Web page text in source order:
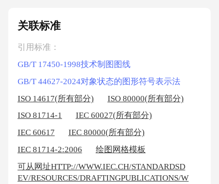
关联标准
引用标准：
GB/T 17450-1998技术制图图线
GB/T 44627-2024对象状态的图形符号表示法
ISO 14617(所有部分)
ISO 80000(所有部分)
ISO 81714-1
IEC 60027(所有部分)
IEC 60617
IEC 80000(所有部分)
IEC 81714-2:2006
绘图网格模板
可从网址HTTP://WWW.IEC.CH/STANDARDSD
EV/RESOURCES/DRAFTINGPUBLICATIONS/W